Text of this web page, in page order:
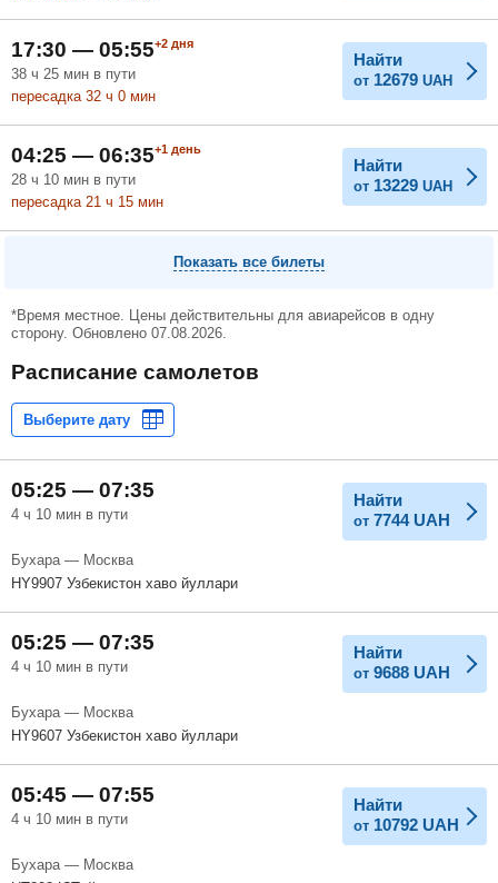
17:30 — 05:55+2 дня
38 ч 25 мин в пути
пересадка 32 ч 0 мин
Найти
от 12679 UAH
04:25 — 06:35+1 день
28 ч 10 мин в пути
пересадка 21 ч 15 мин
Найти
от 13229 UAH
Показать все билеты
*Время местное. Цены действительны для авиарейсов в одну
сторону. Обновлено 07.08.2026.
Расписание самолетов
05:25 — 07:35
4 ч 10 мин в пути
Найти
от 7744 UAH
Бухара — Москва
HY9907 Узбекистон хаво йуллари
05:25 — 07:35
4 ч 10 мин в пути
Найти
от 9688 UAH
Бухара — Москва
HY9607 Узбекистон хаво йуллари
05:45 — 07:55
4 ч 10 мин в пути
Найти
от 10792 UAH
Бухара — Москва